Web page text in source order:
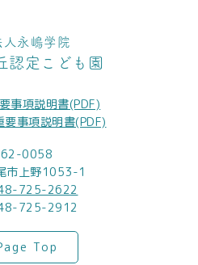
人永嶋学院
認定こども園
事項説明書(PDF)
要事項説明書(PDF)
0058
市上野1053-1
725-2622
725-2912
Top